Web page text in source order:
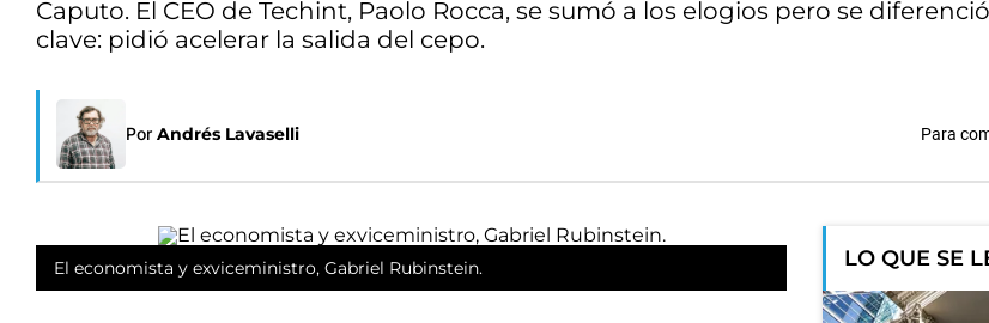
Caputo. El CEO de Techint, Paolo Rocca, se sumó a los elogios pero se
clave: pidió acelerar la salida del cepo.
Por Andrés Lavaselli Para
El economista y exviceministro, Gabriel Rubinstein. LO QUE SE